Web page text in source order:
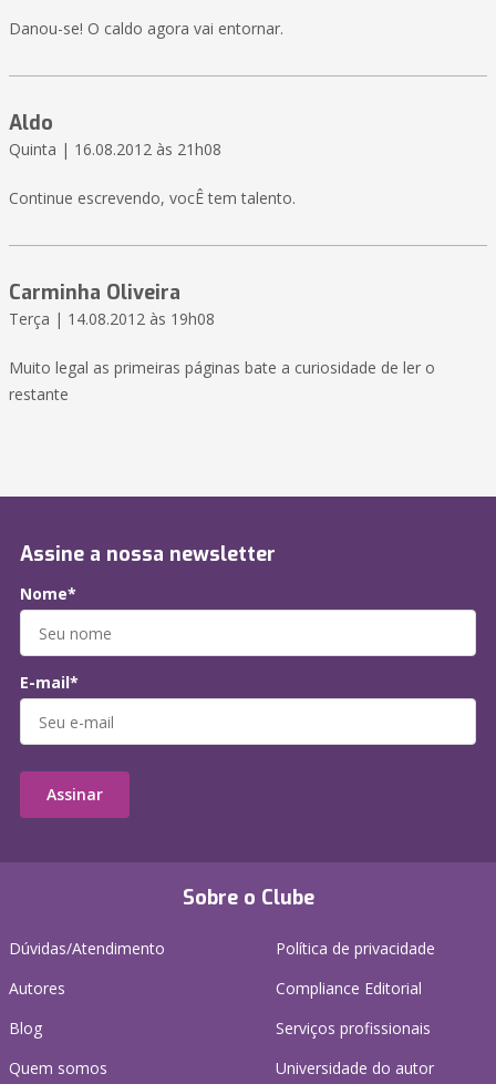
Danou-se! O caldo agora vai entornar.
Aldo
Quinta | 16.08.2012 às 21h08
Continue escrevendo, vocÊ tem talento.
Carminha Oliveira
Terça | 14.08.2012 às 19h08
Muito legal as primeiras páginas bate a curiosidade de ler o
restante
Sobre o Clube
Dúvidas/Atendimento
Autores
Blog
Quem somos
Política de privacidade
Compliance Editorial
Serviços profissionais
Universidade do autor
Assine a nossa newsletter
Nome*
E-mail*
Assinar